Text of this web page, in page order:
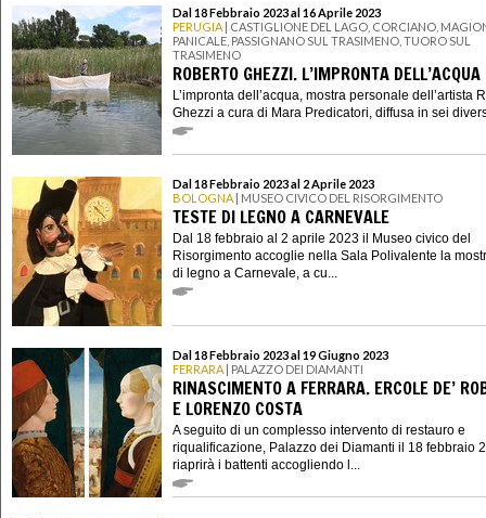
Dal 18 Febbraio 2023 al 16 Aprile 2023
PERUGIA | CASTIGLIONE DEL LAGO, CORCIANO,
PANICALE, PASSIGNANO SUL TRASIMENO, TUORO SUL
TRASIMENO
ROBERTO GHEZZI. L’IMPRONTA DELL’ACQUA
L’impronta dell’acqua, mostra personale dell’artista
Ghezzi a cura di Mara Predicatori, diffusa in sei
Dal 18 Febbraio 2023 al 2 Aprile 2023
BOLOGNA | MUSEO CIVICO DEL RISORGIMENTO
TESTE DI LEGNO A CARNEVALE
Dal 18 febbraio al 2 aprile 2023 il Museo civico del
Risorgimento accoglie nella Sala Polivalente la
di legno a Carnevale, a cu...
Dal 18 Febbraio 2023 al 19 Giugno 2023
FERRARA | PALAZZO DEI DIAMANTI
RINASCIMENTO A FERRARA. ERCOLE DE’
E LORENZO COSTA
A seguito di un complesso intervento di restauro e
riqualificazione, Palazzo dei Diamanti il 18 febbraio
riaprirà i battenti accogliendo l...